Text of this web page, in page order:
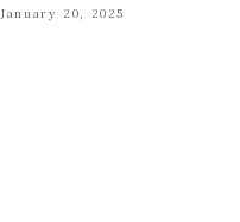
January 20, 2025